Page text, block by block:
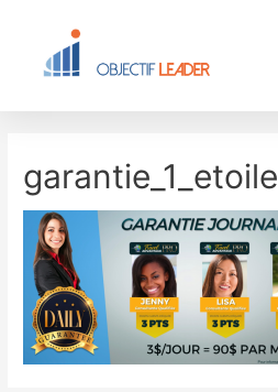
garantie_1_etoile